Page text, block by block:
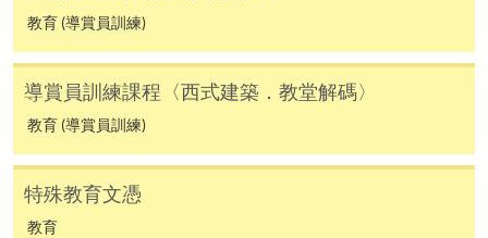
確認。另外，確認電子郵件亦會發送到 閣下的電
除特殊情況(例如課程因報名人數不足而被取消)及
法例規定外，一切已繳費用，概不退還。
如須甄選入學，則正式收據並不可作為 閣下已獲
取錄的證明。學院將在截止報名日期後儘快通知申
請者是否獲取錄。落選的申請人將獲退還已繳交的
教育 (導賞員訓練)
導賞員訓練課程〈西式建築．教堂解碼〉
教育 (導賞員訓練)
特殊教育文憑
教育